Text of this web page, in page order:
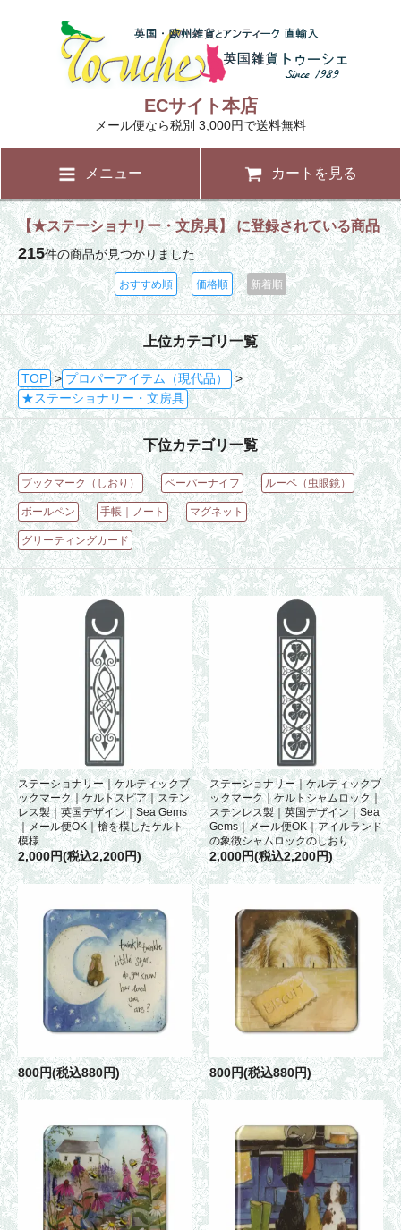
ECサイト本店
メール便なら税別 3,000円で送料無料
メニュー カートを見る
【★ステーショナリー・文房具】 に登録されている商品
215件の商品が見つかりました
おすすめ順 価格順 新着順
上位カテゴリ一覧
TOP > プロパーアイテム（現代品）
>
★ステーショナリー・文房具
下位カテゴリ一覧
ブックマーク（しおり） ペーパーナイフ ルーペ（虫眼鏡）
ボールペン 手帳｜ノート マグネット
グリーティングカード
ステーショナリー｜ケルティックブ
ックマーク｜ケルトスピア｜ステン
レス製｜英国デザイン｜Sea Gems
｜メール便OK｜槍を模したケルト
模様
2,000円(税込2,200円)
ステーショナリー｜ケルティックブ
ックマーク｜ケルトシャムロック｜
ステンレス製｜英国デザイン｜Sea
Gems｜メール便OK｜アイルランド
の象徴シャムロックのしおり
2,000円(税込2,200円)
800円(税込880円) 800円(税込880円)